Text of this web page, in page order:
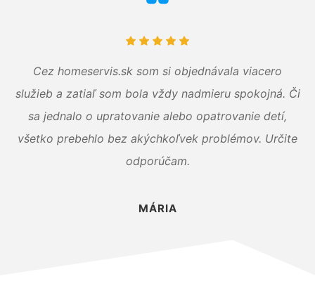
Cez homeservis.sk som si objednávala viacero
služieb a zatiaľ som bola vždy nadmieru spokojná. Či
sa jednalo o upratovanie alebo opatrovanie detí,
všetko prebehlo bez akýchkoľvek problémov. Určite
odporúčam.
MÁRIA